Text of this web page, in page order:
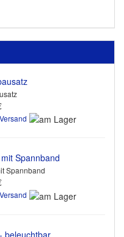
Versand
Spannband
Versand